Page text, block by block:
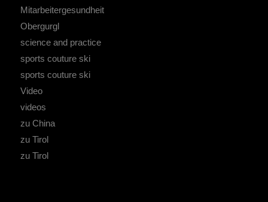
Mitarbeitergesundheit
Obergurgl
science and practice
sports couture ski
sports couture ski
Video
videos
zu China
zu Tirol
zu Tirol